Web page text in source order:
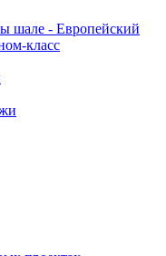
шале - Европейский
класс